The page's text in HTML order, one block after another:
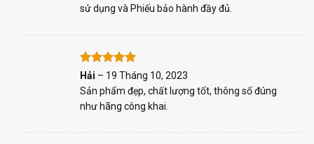
sử dụng và Phiếu bảo hành đầy đủ.
Rated5
out of 5
Hải – 19 Tháng 10, 2023
Sản phẩm đẹp, chất lượng tốt, thông số đúng
như hãng công khai.